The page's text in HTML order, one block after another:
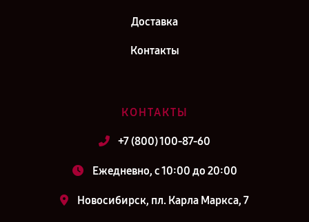
Доставка
Контакты
КОНТАКТЫ
+7 (800) 100-87-60
Ежедневно, с 10:00 до 20:00
Новосибирск, пл. Карла Маркса, 7